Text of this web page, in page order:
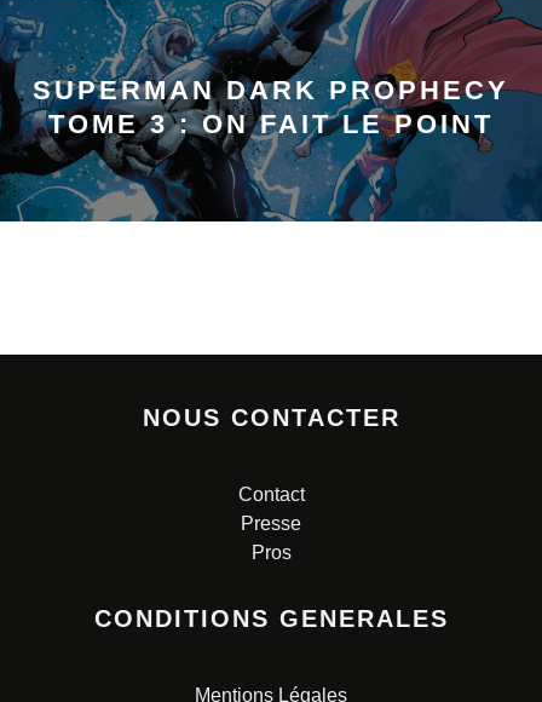
SUPERMAN DARK PROPHECY
TOME 3 : ON FAIT LE POINT
NOUS CONTACTER
Contact
Presse
Pros
CONDITIONS GENERALES
Mentions Légales